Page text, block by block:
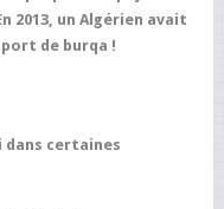
2013, un Algérien avait
port de burqa !
dans certaines